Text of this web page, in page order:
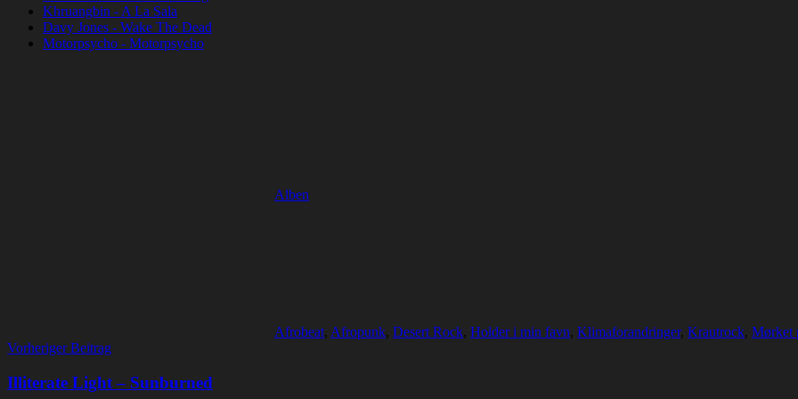
Khruangbin - A La Sala
Davy Jones - Wake The Dead
Motorpsycho - Motorpsycho
Alben
Afrobeat, Afropunk, Desert Rock, Holder i min favn, Klimaforandringer, Krautrock, Mørket
Beitragsnavigation
Vorheriger Beitrag
Illiterate Light – Sunburned